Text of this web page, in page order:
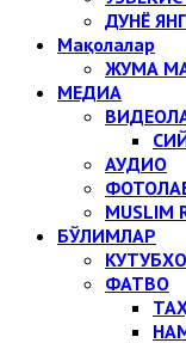
ДУНЁ
Мақолалар
ЖУМА
МЕДИА
АУДИО
MUSLIM
БЎЛИМЛАР
ФАТВО